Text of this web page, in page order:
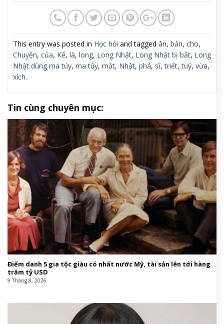
This entry was posted in Học hỏi and tagged ân, bản, cho,
Chuyện, của, Kể, là, long, Long Nhật, Long Nhật bị bắt, Long
Nhật dùng ma túy, ma túy, mắt, Nhật, phá, sĩ,triết,tuý, vừa,
xích.
Tin cùng chuyên mục:
Điểm danh 5 gia tộc giàu có nhất nước Mỹ, tài sản lên tới hàng
trăm tỷ USD
9 Tháng 8, 2026